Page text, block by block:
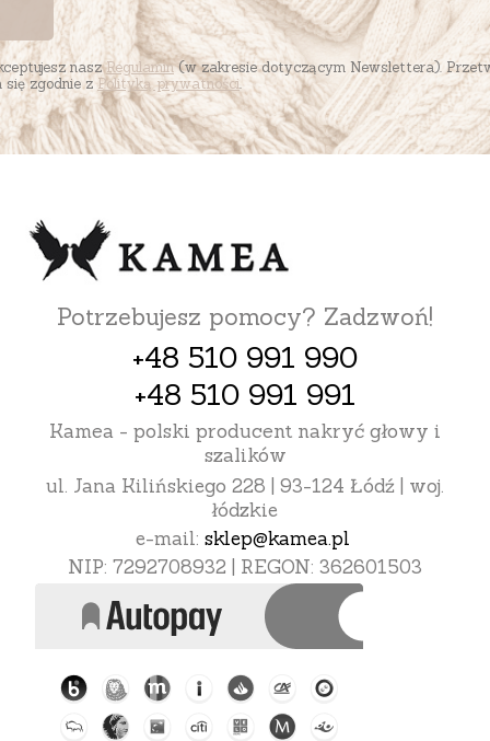
naszRegulamin(w zakresie dotyczącym Newslettera).
się zgodnie zPolityką prywatności.
Potrzebujesz pomocy? Zadzwoń!
+48 510 991 990
+48 510 991 991
Kamea - polski producent nakryć głowy i
szalików
ul. Jana Kilińskiego 228 | 93-124 Łódź | woj.
łódzkie
e-mail: sklep@kamea.pl
NIP: 7292708932 | REGON: 362601503